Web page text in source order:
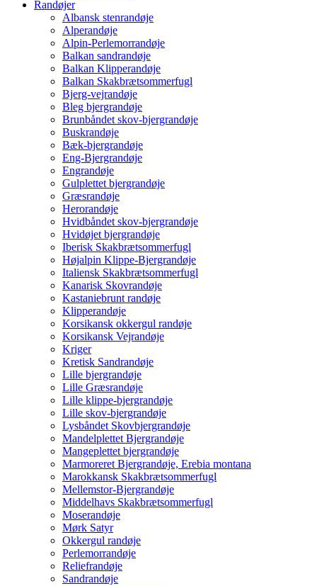
Randøjer
Albansk stenrandøje
Alperandøje
Alpin-Perlemorrandøje
Balkan sandrandøje
Balkan Klipperandøje
Balkan Skakbrætsommerfugl
Bjerg-vejrandøje
Bleg bjergrandøje
Brunbåndet skov-bjergrandøje
Buskrandøje
Bæk-bjergrandøje
Eng-Bjergrandøje
Engrandøje
Gulplettet bjergrandøje
Græsrandøje
Herorandøje
Hvidbåndet skov-bjergrandøje
Hvidøjet bjergrandøje
Iberisk Skakbrætsommerfugl
Højalpin Klippe-Bjergrandøje
Italiensk Skakbrætsommerfugl
Kanarisk Skovrandøje
Kastaniebrunt randøje
Klipperandøje
Korsikansk okkergul randøje
Korsikansk Vejrandøje
Kriger
Kretisk Sandrandøje
Lille bjergrandøje
Lille Græsrandøje
Lille klippe-bjergrandøje
Lille skov-bjergrandøje
Lysbåndet Skovbjergrandøje
Mandelplettet Bjergrandøje
Mangeplettet bjergrandøje
Marmoreret Bjergrandøje, Erebia montana
Marokkansk Skakbrætsommerfugl
Mellemstor-Bjergrandøje
Middelhavs Skakbrætsommerfugl
Moserandøje
Mørk Satyr
Okkergul randøje
Perlemorrandøje
Reliefrandøje
Sandrandøje